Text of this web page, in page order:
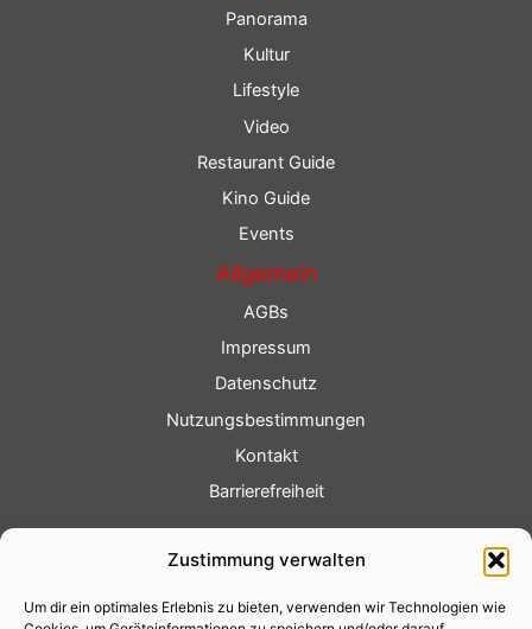
Zustimmung verwalten
Um dir ein optimales Erlebnis zu bieten, verwenden wir Technologien wie
Panorama
Kultur
Lifestyle
Video
Restaurant Guide
Kino Guide
Events
Allgemein
AGBs
Impressum
Datenschutz
Nutzungsbestimmungen
Kontakt
Barrierefreiheit
Fotoservice
Videoservice